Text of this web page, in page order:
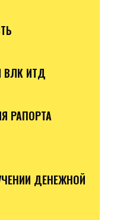
ВЛК ИТД
РАПОРТА
ДЕНЕЖНОЙ